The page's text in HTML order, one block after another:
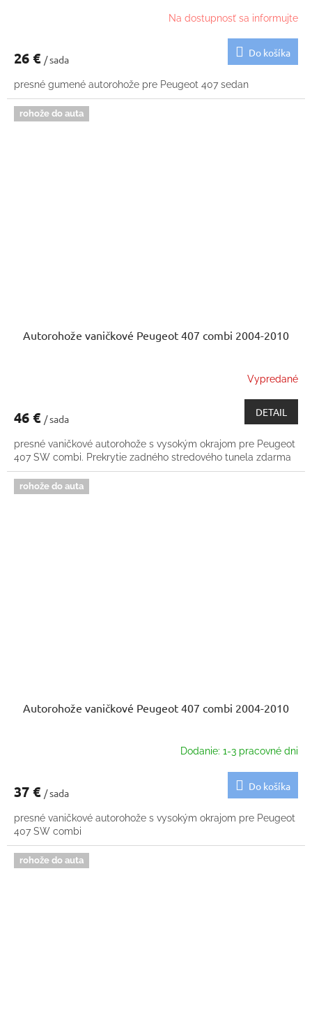
Na dostupnosť sa informujte
26 € / sada
Do košíka
presné gumené autorohože pre Peugeot 407 sedan
rohože do auta
Autorohože vaničkové Peugeot 407 combi 2004-2010
Vypredané
46 € / sada
DETAIL
presné vaničkové autorohože s vysokým okrajom pre Peugeot
407 SW combi. Prekrytie zadného stredového tunela zdarma
rohože do auta
Autorohože vaničkové Peugeot 407 combi 2004-2010
Dodanie: 1-3 pracovné dni
37 € / sada
Do košíka
presné vaničkové autorohože s vysokým okrajom pre Peugeot
407 SW combi
rohože do auta